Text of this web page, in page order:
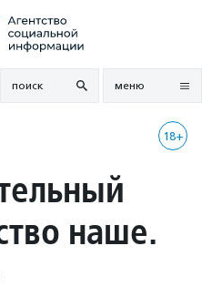
поиск меню
18+
наше.